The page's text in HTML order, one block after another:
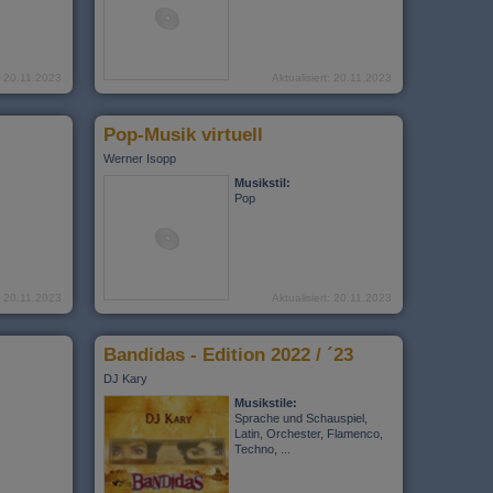
Aktualisiert: 20.11.2023
Pop-Musik virtuell
Werner Isopp
Musikstil:
Pop
Aktualisiert: 20.11.2023
Bandidas - Edition 2022 / ´23
DJ Kary
Musikstile:
Sprache und Schauspiel,
Latin, Orchester, Flamenco,
Techno, ...